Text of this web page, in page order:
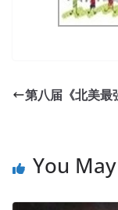
第八届《北美最
You